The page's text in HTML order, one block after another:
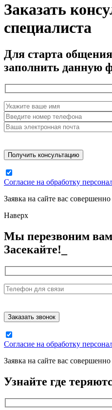
Заказать
специалиста
Для старта
заполнить данную
Согласие на обработку
Заявка на сайте вас
Наверх
Мы перезвоним вам
Засекайте!_
Согласие на обработку
Заявка на сайте вас
Узнайте где